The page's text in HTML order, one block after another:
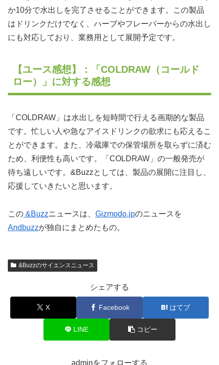
か10分で水出しを完了させることができます。この製品
はドリンクだけでなく、ハーブやフレーバーからの水出し
にも対応しており、業務用として展開予定です。
【ユース感想】：「COLDRAW（コールド
ロー）」に対する感想
「COLDRAW」は水出しを短時間で行える画期的な製品
です。忙しい人や急なアイスドリンクの欲求にも応えるこ
とができます。また、冷蔵庫での保管場所を取らずに済む
ため、利便性も高いです。「COLDRAW」の一般発売が
待ち遠しいです。&Buzzとしては、製品の展開に注目し、
応援していきたいと思います。
この &Buzzニュースは、 Gizmodo.jpのニュースを
Andbuzzが独自にまとめたもの。
&Buzzのサイエンスニュース
シェアする
X Facebook はてブ
LINE コピー
adminをフォローする